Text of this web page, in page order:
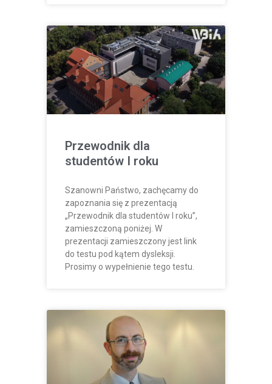
Przewodnik dla
studentów I roku
Szanowni Państwo, zachęcamy do
zapoznania się z prezentacją
„Przewodnik dla studentów I roku”,
zamieszczoną poniżej. W
prezentacji zamieszczony jest link
do testu pod kątem dysleksji.
Prosimy o wypełnienie tego testu.